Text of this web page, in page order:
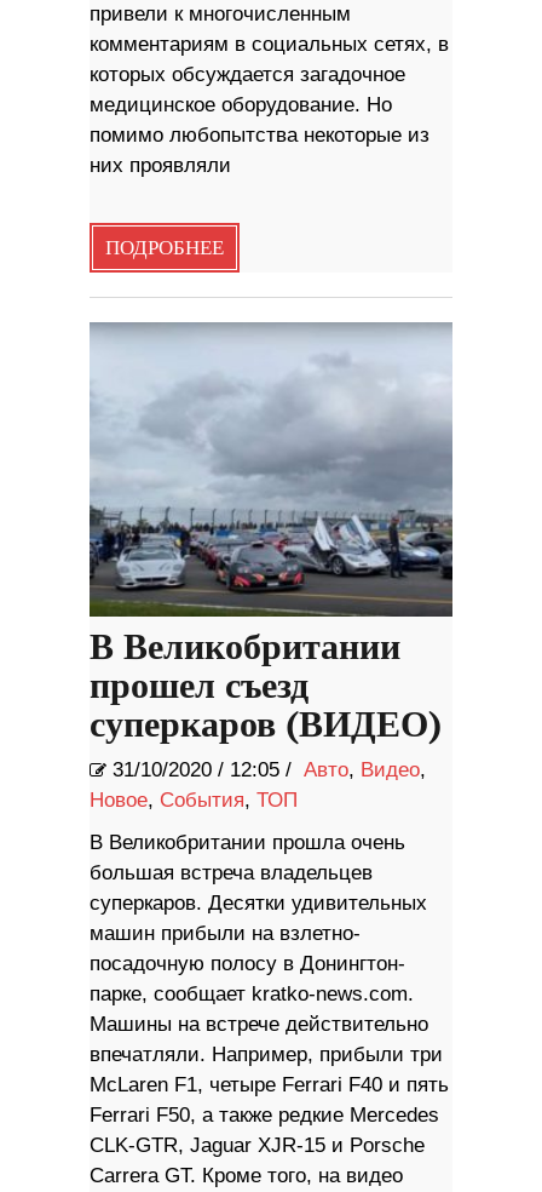
привели к многочисленным
комментариям в социальных сетях, в
которых обсуждается загадочное
медицинское оборудование. Но
помимо любопытства некоторые из
них проявляли
ПОДРОБНЕЕ
В Великобритании
прошел съезд
суперкаров (ВИДЕО)
31/10/2020 / 12:05 / Авто, Видео,
Новое, События, ТОП
В Великобритании прошла очень
большая встреча владельцев
суперкаров. Десятки удивительных
машин прибыли на взлетно-
посадочную полосу в Донингтон-
парке, сообщает kratko-news.com.
Машины на встрече действительно
впечатляли. Например, прибыли три
McLaren F1, четыре Ferrari F40 и пять
Ferrari F50, а также редкие Mercedes
CLK-GTR, Jaguar XJR-15 и Porsche
Carrera GT. Кроме того, на видео